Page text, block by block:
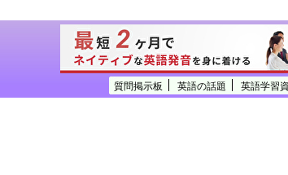
質問掲示板 英語の話題 英語学習